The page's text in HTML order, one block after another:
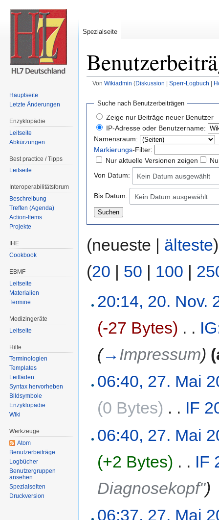
Von Wikiadmin (Diskussion Sperr-Logbuch
Suche nach Benutzerbeiträgen
Zeige nur Beiträge neuer Benutzer
IP-Adresse oder Benutzername:
Namensraum:
Markierungs-Filter:
Nur aktuelle Versionen zeigen
Von Datum:
Kein Datum ausgewählt
Bis Datum: Kein Datum ausgewählt
(neueste | älteste
(20 | 50 | 100 |
20:14, 20. Nov.
(-27 Bytes) . .
(→ Impressum)
06:40, 27. Mai
(0 Bytes) . . IF
06:40, 27. Mai
(+2 Bytes) . . IF
Diagnosekopf")
06:37, 27. Mai
Spezialseite
Hauptseite
Letzte Änderungen
Enzyklopädie
Leitseite
Abkürzungen
Best practice / Tipps
Leitseite
Interoperabilitätsforum
Beschreibung
Treffen (Agenda)
Action-Items
Projekte
IHE
Cookbook
EBMF
Leitseite
Materialien
Termine
Medizingeräte
Leitseite
Hilfe
Terminologien
Templates
Leitfäden
Syntax hervorheben
Bildsymbole
Enzyklopädie
Wiki
Werkzeuge
Atom
Benutzerbeiträge
Logbücher
Benutzergruppen
ansehen
Spezialseiten
Druckversion